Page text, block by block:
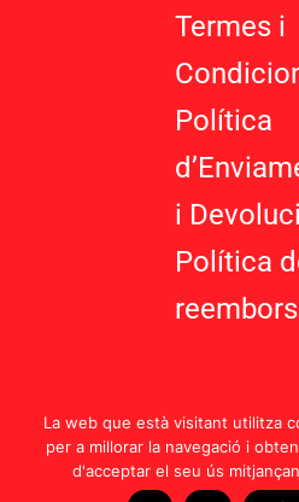
Termes i
Política
i
Política
Política d’Enviaments i
La web que està visitant utilitza
per a millorar la navegació i
d'acceptar el seu ús